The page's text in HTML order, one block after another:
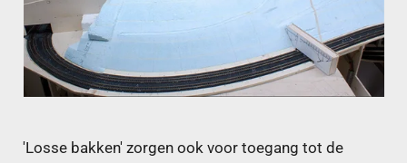
'Losse bakken' zorgen ook voor toegang tot de